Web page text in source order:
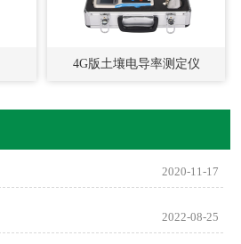
4G版土壤电导率测定仪
2020-11-17
2022-08-25